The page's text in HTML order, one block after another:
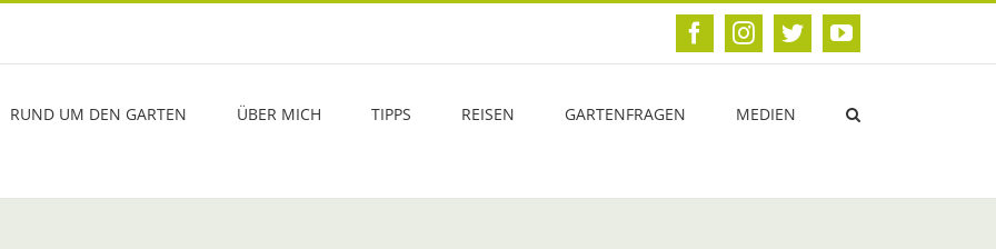
FacebookInstagram
TwitterYouTube
RUND UM DEN GARTEN ÜBER MICH TIPPS REISEN GARTENFRAGEN MEDIEN